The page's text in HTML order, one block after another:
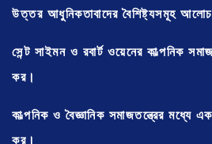
উত্তর আধুনিকতাবাদের বৈশিষ্ট্যসমূহ
সেন্ট সাইমন ও রবার্ট ওয়েনের কাল্পনিক
কর।
কাল্পনিক ও বৈজ্ঞানিক সমাজতন্ত্রের মধ্যে
কর।